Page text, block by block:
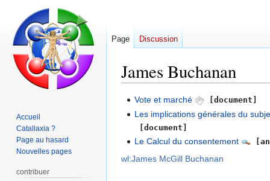
James Buchanan
Aller
navigation
Aller
recherche
Vote et marché [document]
Les implications générales du
[document]
Le Calcul du consentement
wl:James McGill Buchanan
Page Discussion
Accueil
Catallaxia ?
Page au hasard
Nouvelles pages
contribuer